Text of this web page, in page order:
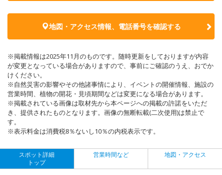
地図・アクセス情報、電話番号を確認する
※掲載情報は2025年11月のものです。随時更新をしておりますが内容
が変更となっている場合がありますので、事前にご確認のうえ、おでか
けください。
※自然災害の影響やその他諸事情により、イベントの開催情報、施設の
営業時間、植物の開花・見頃期間などは変更になる場合があります。
※掲載されている画像は取材先から本ページへの掲載の許諾をいただ
き、提供されたものとなります。画像の無断転載(二次使用)は禁止で
す。
※表示料金は消費税8％ないし10％の内税表示です。
スポット詳細
トップ
営業時間など 地図・アクセス